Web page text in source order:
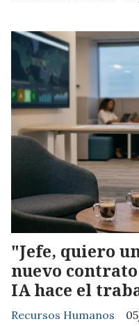
"Jefe, quiero
nuevo
IA hace el
Recursos Humanos